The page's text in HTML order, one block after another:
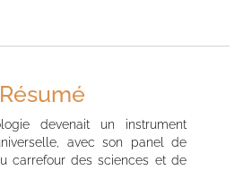
Résumé
devenait un instrument
avec son panel de
carrefour des sciences et de